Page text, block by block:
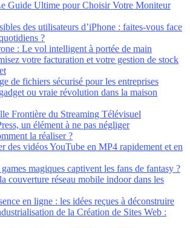
Guide Ultime pour Choisir Votre Moniteur
des utilisateurs d’iPhone : faites-vous face
?
: Le vol intelligent à portée de main
votre facturation et votre gestion de stock
de fichiers sécurisé pour les entreprises
ou vraie révolution dans la maison
Frontière du Streaming Télévisuel
un élément à ne pas négliger
la réaliser ?
des vidéos YouTube en MP4 rapidement et en
magiques captivent les fans de fantasy ?
couverture réseau mobile indoor dans les
en ligne : les idées reçues à déconstruire
de la Création de Sites Web :